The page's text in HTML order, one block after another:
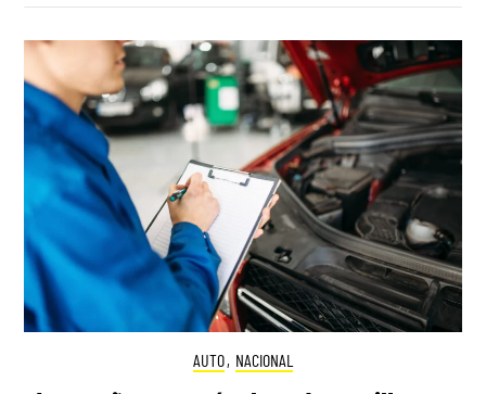
AUTO, NACIONAL